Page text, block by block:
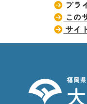
プラ
この
サイ